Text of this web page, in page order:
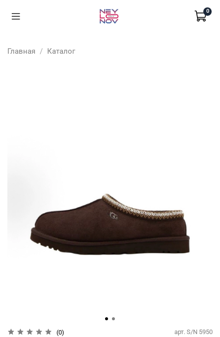
0
Главная Каталог
(0) арт. S/N 5950